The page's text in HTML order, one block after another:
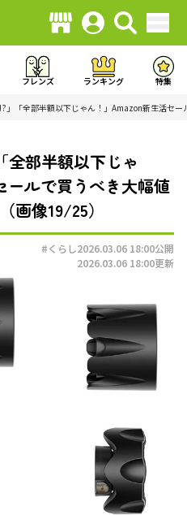
フレンズ ランキング 特集
」「全部半額以下じゃん！」Amazon新生活セ
全部半額以下じゃ
ールで買うべき大幅値
画像19/25）
#くらし2026.03.06 18:00公開
2026.03.06 18:00更新